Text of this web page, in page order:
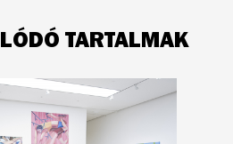
TARTALMAK